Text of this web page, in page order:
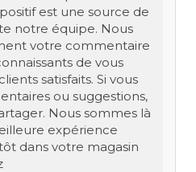
est une source de
notre équipe. Nous
votre commentaire
de vous
satisfaits. Si vous
ou suggestions,
Nous sommes là
expérience
dans votre magasin